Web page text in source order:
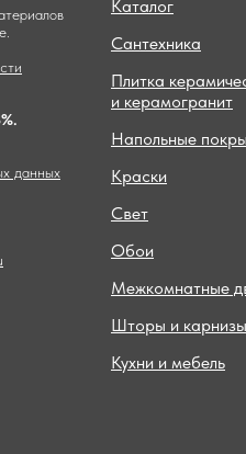
данных
Каталог
Сантехника
Плитка
и керамогранит
Напольные
Краски
Свет
Обои
Межкомнатные
Шторы и карнизы
Кухни и мебель